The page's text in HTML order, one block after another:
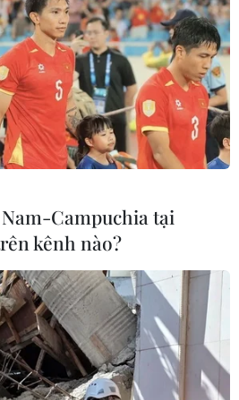
Campuchia tại
kênh nào?